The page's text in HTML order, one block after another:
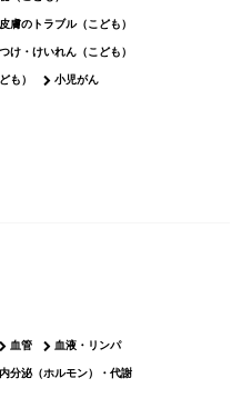
皮膚のトラブル（こども）
け・けいれん（こども）
も） 小児がん
血管 血液・リンパ
内分泌（ホルモン）・代謝